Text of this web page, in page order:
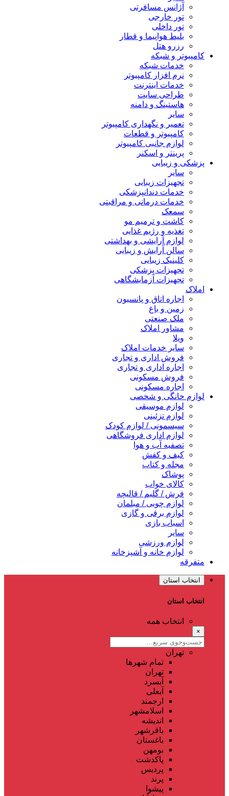
آژانس مسافرتی
تور خارجی
تور داخلی
بلیط هواپیما و قطار
رزرو هتل
کامپیوتر و شبکه
خدمات شبکه
نرم افزار کامپیوتر
خدمات اینترنت
طراحی سایت
هاستینگ و دامنه
سایر
تعمیر و نگهداری کامپیوتر
کامپیوتر و قطعات
لوازم جانبی کامپیوتر
پرینتر و اسکنر
پزشکی و زیبایی
سایر
تجهیزات زیبایی
خدمات دندانپزشکی
خدمات درمانی و مراقبتی
سمعک
کاشت و ترمیم مو
تغذیه و رژیم غذایی
لوازم آرایشی و بهداشتی
سالن آرایش و زیبایی
کلینیک زیبایی
تجهیزات پزشکی
تجهیزات آزمایشگاهی
املاک
اجاره اتاق و پانسیون
زمین و باغ
ملک صنعتی
مشاور املاک
ویلا
سایر خدمات املاک
فروش اداری و تجاری
اجاره اداری و تجاری
فروش مسکونی
اجاره مسکونی
لوازم خانگی و شخصی
لوازم موسیقی
لوازم تزئینی
سیسمونی / لوازم کودک
لوازم اداری فروشگاهی
تصفیه آب و هوا
کیف و کفش
مجله و کتاب
پوشاک
کالای خواب
فرش / گلیم / قالیچه
لوازم چوبی / مبلمان
لوازم برقی و گازی
اسباب بازی
سایر
لوازم ورزشی
لوازم خانه و آشپزخانه
متفرقه
انتخاب استان
انتخاب استان
انتخاب همه
×
تهران
تمام شهر‌ها
تهران
آبسرد
آبعلی
ارجمند
اسلامشهر
اندیشه
باقرشهر
باغستان
بومهن
پاکدشت
پردیس
پرند
پیشوا